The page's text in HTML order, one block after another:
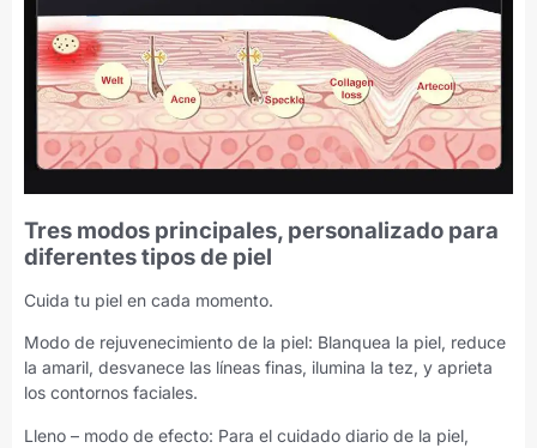
Tres modos principales, personalizado para
diferentes tipos de piel
Cuida tu piel en cada momento.
Modo de rejuvenecimiento de la piel: Blanquea la piel, reduce
la amaril, desvanece las líneas finas, ilumina la tez, y aprieta
los contornos faciales.
Lleno – modo de efecto: Para el cuidado diario de la piel,